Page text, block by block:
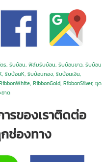
ร, ริบบ้อน, ฟิล์มริบบ้อน, ริบบ้อนขาว, ริบบ้อน
ริบบ้อนK, ริบบ้อนทอง, ริบบ้อนเงิน,
, RibbonGold, RibbonSilver, ชุด
อาด
รของเราติดต่อ
ช่องทาง